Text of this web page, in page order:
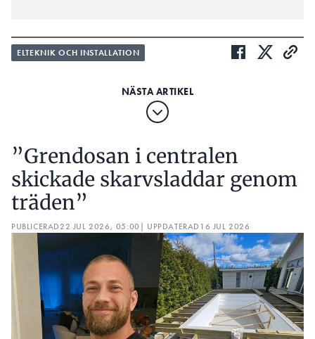
ELTEKNIK OCH INSTALLATION
”Grendosan i centralen
skickade skarvsladdar genom
träden”
PUBLICERAD22 JUL 2026, 05:00 | UPPDATERAD 16 JUL 2026